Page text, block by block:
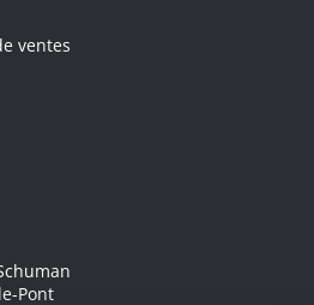
ventes
Pont